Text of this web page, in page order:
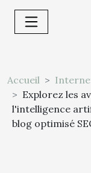
Accueil
Explorez les
l'intelligence
blog optimisé